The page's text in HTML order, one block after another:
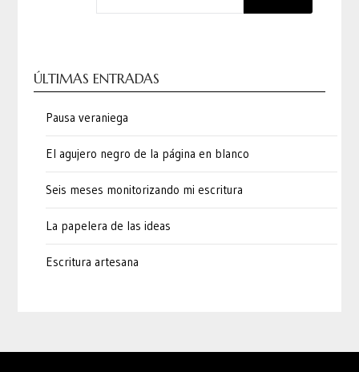
ÚLTIMAS ENTRADAS
Pausa veraniega
El agujero negro de la página en blanco
Seis meses monitorizando mi escritura
La papelera de las ideas
Escritura artesana